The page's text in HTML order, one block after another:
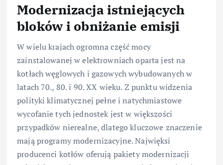
Modernizacja istniejących
bloków i obniżanie emisji
W wielu krajach ogromna część mocy
zainstalowanej w elektrowniach oparta jest na
kotłach węglowych i gazowych wybudowanych w
latach 70., 80. i 90. XX wieku. Z punktu widzenia
polityki klimatycznej pełne i natychmiastowe
wycofanie tych jednostek jest w większości
przypadków nierealne, dlatego kluczowe znaczenie
mają programy modernizacyjne. Najwięksi
producenci kotłów oferują pakiety modernizacji